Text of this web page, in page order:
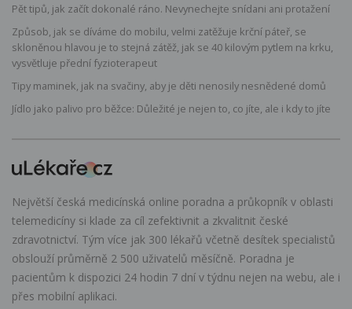
Pět tipů, jak začít dokonalé ráno. Nevynechejte snídani ani protažení
Způsob, jak se díváme do mobilu, velmi zatěžuje krční páteř, se
skloněnou hlavou je to stejná zátěž, jak se 40 kilovým pytlem na krku,
vysvětluje přední fyzioterapeut
Tipy maminek, jak na svačiny, aby je děti nenosily nesnědené domů
Jídlo jako palivo pro běžce: Důležité je nejen to, co jíte, ale i kdy to jíte
Největší česká medicínská online poradna a průkopník v oblasti
telemedicíny si klade za cíl zefektivnit a zkvalitnit české
zdravotnictví. Tým více jak 300 lékařů včetně desítek specialistů
obslouží průměrně 2 500 uživatelů měsíčně. Poradna je
pacientům k dispozici 24 hodin 7 dní v týdnu nejen na webu, ale i
přes mobilní aplikaci.